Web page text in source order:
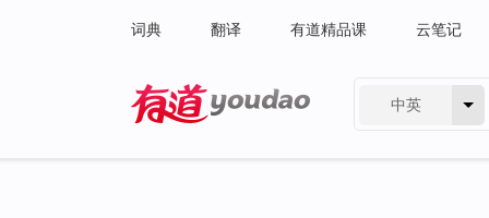
词典 翻译 有道精品课 云笔记
中英